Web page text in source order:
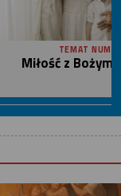
TEMAT
Miłość z